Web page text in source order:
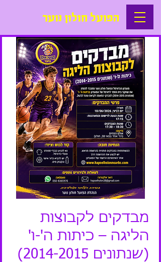
הפועל חולון נוער
מבדקים לקבוצות
הליגה – כיתות ה'-ו'
(שנתונים 2014-2015)